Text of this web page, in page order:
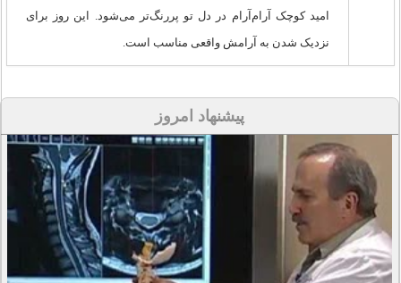
امید کوچک آرام‌آرام در دل تو پررنگ‌تر می‌شود. این روز برای
نزدیک شدن به آرامش واقعی مناسب است.
پیشنهاد امروز